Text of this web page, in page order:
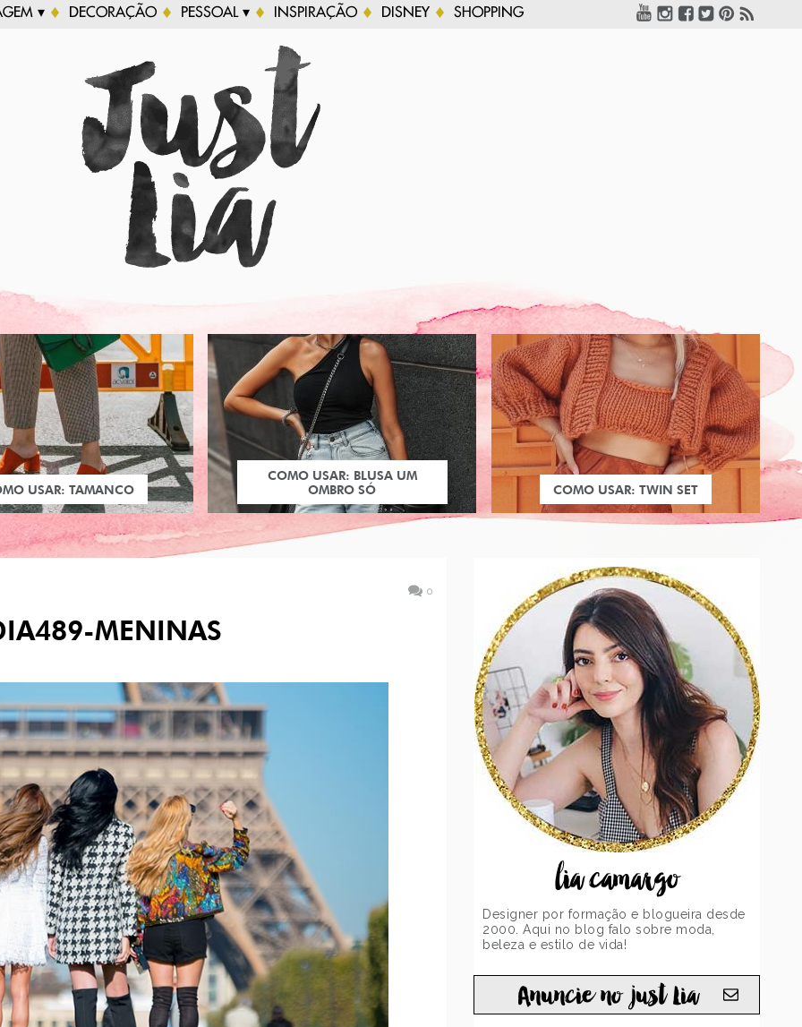
▾ DECORAÇÃO PESSOAL ▾ INSPIRAÇÃO DISNEY SHOPPING
USAR: TAMANCO
COMO USAR: BLUSA UM
OMBRO SÓ
COMO USAR: TWIN SET
0
MENINAS
lia camargo
Designer por formação e blogueira desde
2000. Aqui no blog falo sobre moda,
beleza e estilo de vida!
Anuncie no just Lia